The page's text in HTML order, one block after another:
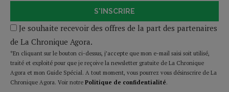
S'INSCRIRE
Je souhaite recevoir des offres de la part des partenaires
de La Chronique Agora.
*En cliquant sur le bouton ci-dessus, j’accepte que mon e-mail saisi soit utilisé,
traité et exploité pour que je reçoive la newsletter gratuite de La Chronique
Agora et mon Guide Spécial. A tout moment, vous pourrez vous désinscrire de La
Chronique Agora. Voir notre Politique de confidentialité.